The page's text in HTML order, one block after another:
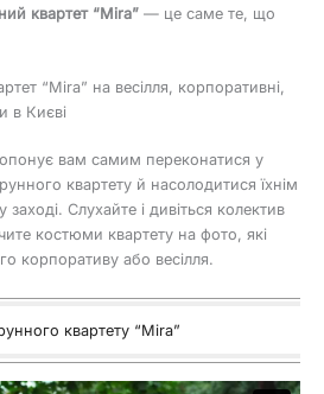
квартет “Mira” — це саме те, що
“Mira” на весілля, корпоративні,
в Києві
вам самим переконатися у
квартету й насолодитися їхнім
Слухайте і дивіться колектив
костюми квартету на фото, які
корпоративу або весілля.
квартету “Mira”